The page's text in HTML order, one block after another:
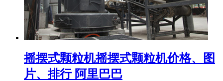
摇摆式颗粒机摇摆式颗粒机价格、图
片、排行 阿里巴巴